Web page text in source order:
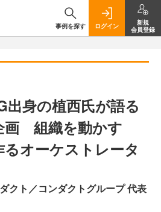
事例を探す ログイン
新規
会員登録
出身の植西氏が語る
画 組織を動かす
るオーケストレータ
クト／コンダクトグループ 代表